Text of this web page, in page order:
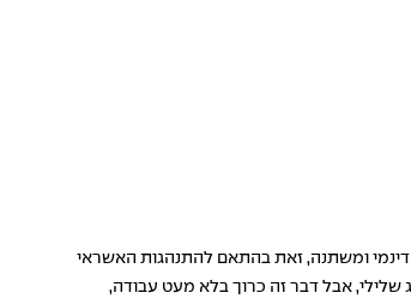
ומשתנה, זאת בהתאם להתנהגות האשראי
שלילי, אבל דבר זה כרוך בלא מעט עבודה,